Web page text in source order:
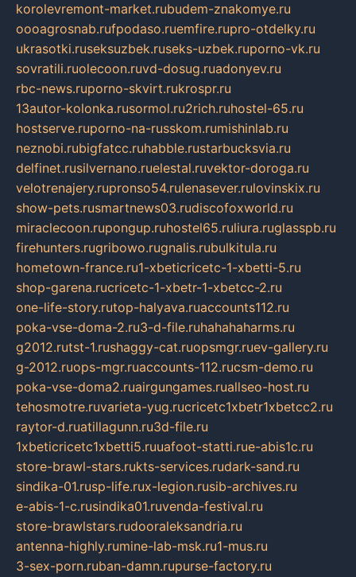
korolevremont-market.rubudem-znakomye.ru
oooagrosnab.rufpodaso.ruemfire.rupro-otdelky.ru
ukrasotki.ruseksuzbek.ruseks-uzbek.ruporno-vk.ru
sovratili.ruolecoon.ruvd-dosug.ruadonyev.ru
rbc-news.ruporno-skvirt.rukrospr.ru
13autor-kolonka.rusormol.ru2rich.ruhostel-65.ru
hostserve.ruporno-na-russkom.rumishinlab.ru
neznobi.rubigfatcc.ruhabble.rustarbucksvia.ru
delfinet.rusilvernano.ruelestal.ruvektor-doroga.ru
velotrenajery.rupronso54.rulenasever.rulovinskix.ru
show-pets.rusmartnews03.rudiscofoxworld.ru
miraclecoon.rupongup.ruhostel65.ruliura.ruglasspb.ru
firehunters.rugribowo.rugnalis.rubulkitula.ru
hometown-france.ru1-xbeticricetc-1-xbetti-5.ru
shop-garena.rucricetc-1-xbetr-1-xbetcc-2.ru
one-life-story.rutop-halyava.ruaccounts112.ru
poka-vse-doma-2.ru3-d-file.ruhahahaharms.ru
g2012.rutst-1.rushaggy-cat.ruopsmgr.ruev-gallery.ru
g-2012.ruops-mgr.ruaccounts-112.rucsm-demo.ru
poka-vse-doma2.ruairgungames.ruallseo-host.ru
tehosmotre.ruvarieta-yug.rucricetc1xbetr1xbetcc2.ru
raytor-d.ruatillagunn.ru3d-file.ru
1xbeticricetc1xbetti5.ruuafoot-statti.rue-abis1c.ru
store-brawl-stars.rukts-services.rudark-sand.ru
sindika-01.rusp-life.rux-legion.rusib-archives.ru
e-abis-1-c.rusindika01.ruvenda-festival.ru
store-brawlstars.rudooraleksandria.ru
antenna-highly.rumine-lab-msk.ru1-mus.ru
3-sex-porn.ruban-damn.rupurse-factory.ru